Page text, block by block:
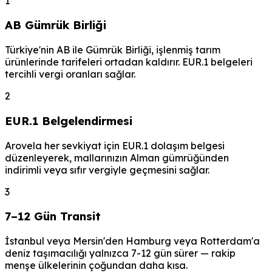
AB Gümrük Birliği
Türkiye'nin AB ile Gümrük Birliği, işlenmiş tarım
ürünlerinde tarifeleri ortadan kaldırır. EUR.1 belgeleri
tercihli vergi oranları sağlar.
2
EUR.1 Belgelendirmesi
Arovela her sevkiyat için EUR.1 dolaşım belgesi
düzenleyerek, mallarınızın Alman gümrüğünden
indirimli veya sıfır vergiyle geçmesini sağlar.
3
7–12 Gün Transit
İstanbul veya Mersin'den Hamburg veya Rotterdam'a
deniz taşımacılığı yalnızca 7-12 gün sürer — rakip
menşe ülkelerinin çoğundan daha kısa.